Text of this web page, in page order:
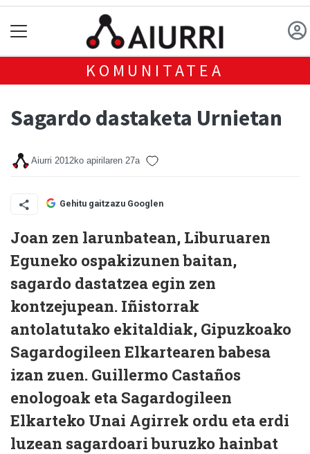
KOMUNITATEA
Sagardo dastaketa Urnietan
Aiurri 2012ko apirilaren 27a
Gehitu gaitzazu Googlen
Joan zen larunbatean, Liburuaren
Eguneko ospakizunen baitan,
sagardo dastatzea egin zen
kontzejupean. Iñistorrak
antolatutako ekitaldiak, Gipuzkoako
Sagardogileen Elkartearen babesa
izan zuen. Guillermo Castaños
enologoak eta Sagardogileen
Elkarteko Unai Agirrek ordu eta erdi
luzean sagardoari buruzko hainbat